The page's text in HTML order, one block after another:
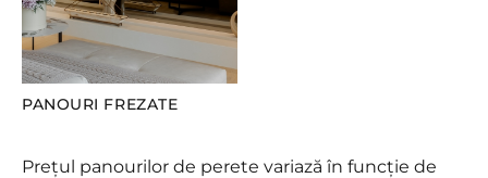
PANOURI FREZATE
Prețul panourilor de perete variază în funcție de